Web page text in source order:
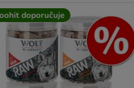
doporučuje